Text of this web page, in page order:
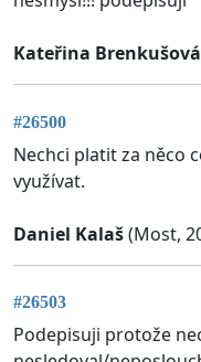
Kateřina Brenkušová
#26500
Nechci platit za něco
využívat.
Daniel Kalaš(Most,
#26503
Podepisuji protože